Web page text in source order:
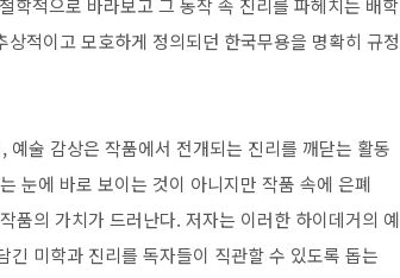
학적으로 바라보고 그 동작 속 진리를 파헤치는 배학
적이고 모호하게 정의되던 한국무용을 명확히 규정
술 감상은 작품에서 전개되는 진리를 깨닫는 활동
눈에 바로 보이는 것이 아니지만 작품 속에 은폐
품의 가치가 드러난다. 저자는 이러한 하이데거의 예
미학과 진리를 독자들이 직관할 수 있도록 돕는